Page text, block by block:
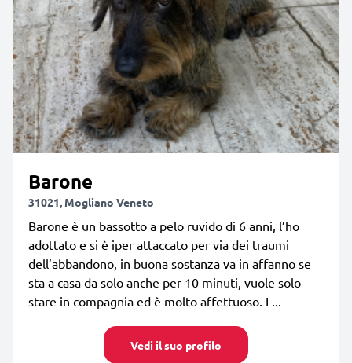
Barone
31021, Mogliano Veneto
Barone è un bassotto a pelo ruvido di 6 anni, l’ho
adottato e si è iper attaccato per via dei traumi
dell’abbandono, in buona sostanza va in affanno se
sta a casa da solo anche per 10 minuti, vuole solo
stare in compagnia ed è molto affettuoso. L...
Vedi il suo profilo